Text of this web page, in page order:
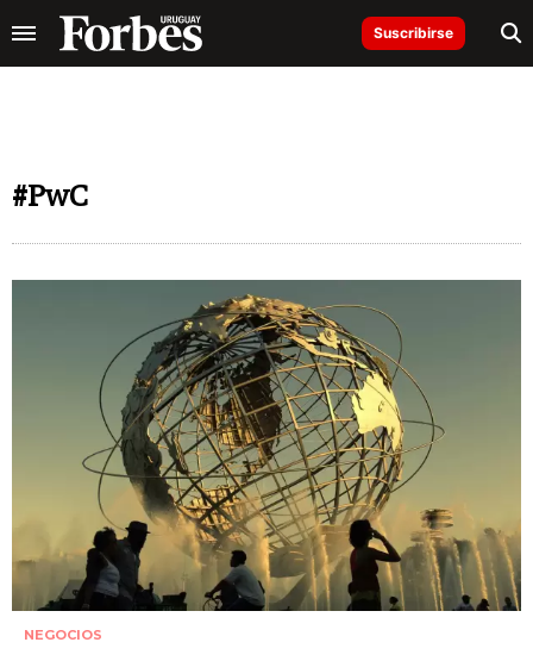
Suscribirse
#PwC
NEGOCIOS